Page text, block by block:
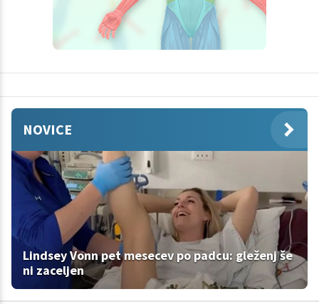
NOVICE
Lindsey Vonn pet mesecev po padcu: gleženj še
ni zaceljen